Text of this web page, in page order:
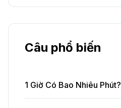
Câu phổ biến
1 Giờ Có Bao Nhiêu Phút?